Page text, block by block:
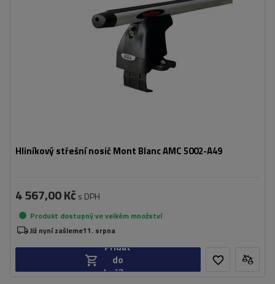
Hliníkový střešní nosič Mont Blanc AMC 5002-A49
4 567,00 Kč s DPH
Produkt dostupný ve velkém množství
Již nyní zašleme11. srpna
Přidat
do
košíku